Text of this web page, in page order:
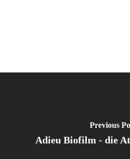
Previous
Adieu Biofilm - die